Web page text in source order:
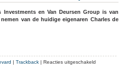
Investments en Van Deursen Group is van
van de huidige eigenaren Charles de
| Trackback | Reacties uitgeschakeld